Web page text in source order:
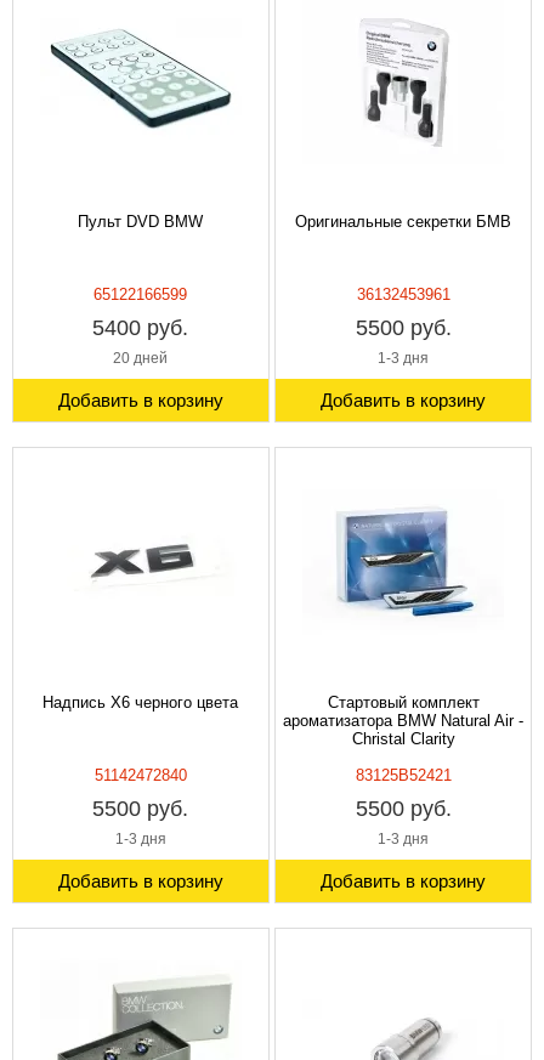
Пульт DVD BMW
65122166599
5400 руб.
20 дней
Добавить в корзину
Оригинальные секретки БМВ
36132453961
5500 руб.
1-3 дня
Добавить в корзину
Надпись X6 черного цвета
51142472840
5500 руб.
1-3 дня
Добавить в корзину
Стартовый комплект
ароматизатора BMW Natural Air -
Christal Clarity
83125B52421
5500 руб.
1-3 дня
Добавить в корзину